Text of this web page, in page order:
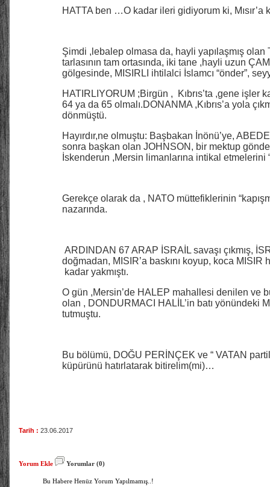
HATTA ben …O kadar ileri gidiyorum ki,
Şimdi ,lebalep olmasa da, hayli yapılaşmış olan
tarlasının tam ortasında, iki tane ,hayli uzun
gölgesinde, MISIRLI ihtilalci İslamcı “önder”,
HATIRLIYORUM ;Birgün , Kıbrıs’ta ,gene işler
64 ya da 65 olmalı.DONANMA ,Kıbrıs’a yola
dönmüştü.
Hayırdır,ne olmuştu: Başbakan İnönü’ye,
sonra başkan olan JOHNSON, bir mektup
İskenderun ,Mersin limanlarına intikal etmelerini
Gerekçe olarak da , NATO müttefiklerinin
nazarında.
ARDINDAN 67 ARAP İSRAİL savaşı çıkmış,
doğmadan, MISIR’a baskını koyup, koca MISIR
kadar yakmıştı.
O gün ,Mersin’de HALEP mahallesi denilen ve
olan , DONDURMACI HALİL’in batı yönündeki
tutmuştu.
Bu bölümü, DOĞU PERİNÇEK ve “ VATAN
küpürünü hatırlatarak bitirelim(mi)…
Tarih : 23.06.2017
Yorum Ekle Yorumlar (0)
Bu Habere Henüz Yorum Yapılmamış..!